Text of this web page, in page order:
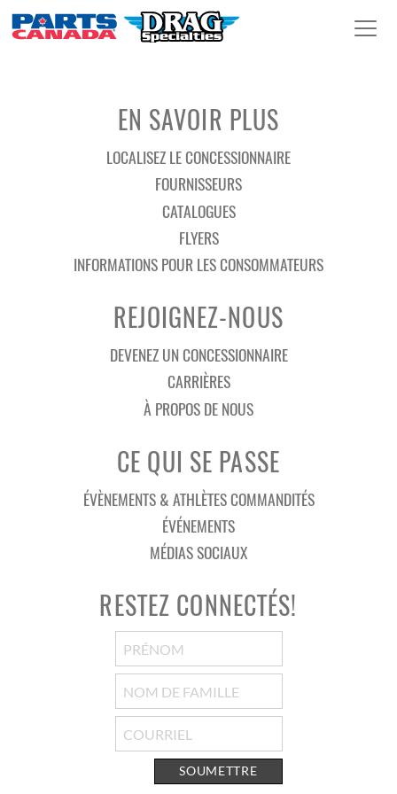
EN SAVOIR PLUS
LOCALISEZ LE CONCESSIONNAIRE
FOURNISSEURS
CATALOGUES
FLYERS
INFORMATIONS POUR LES CONSOMMATEURS
REJOIGNEZ-NOUS
DEVENEZ UN CONCESSIONNAIRE
CARRIÈRES
À PROPOS DE NOUS
CE QUI SE PASSE
ÉVÈNEMENTS & ATHLÈTES COMMANDITÉS
ÉVÉNEMENTS
MÉDIAS SOCIAUX
RESTEZ CONNECTÉS!
SOUMETTRE